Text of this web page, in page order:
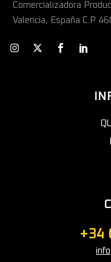
Comercializadora
Valencia, España C.P
+34